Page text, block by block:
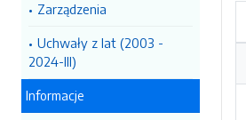
Zarządzenia
Uchwały z lat (2003 -
2024-III)
Informacje